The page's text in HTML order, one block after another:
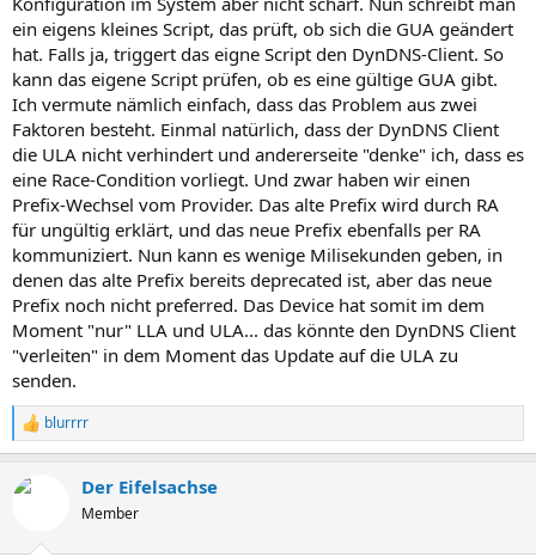
ein eigens kleines Script, das prüft, ob sich die GUA geändert
hat. Falls ja, triggert das eigne Script den DynDNS-Client. So
kann das eigene Script prüfen, ob es eine gültige GUA gibt.
Ich vermute nämlich einfach, dass das Problem aus zwei
Faktoren besteht. Einmal natürlich, dass der DynDNS Client
die ULA nicht verhindert und andererseite "denke" ich, dass es
eine Race-Condition vorliegt. Und zwar haben wir einen
Prefix-Wechsel vom Provider. Das alte Prefix wird durch RA
für ungültig erklärt, und das neue Prefix ebenfalls per RA
kommuniziert. Nun kann es wenige Milisekunden geben, in
denen das alte Prefix bereits deprecated ist, aber das neue
Prefix noch nicht preferred. Das Device hat somit im dem
Moment "nur" LLA und ULA... das könnte den DynDNS Client
"verleiten" in dem Moment das Update auf die ULA zu
senden.
R
e
k
blurrrr
Der Eifelsachse
Member